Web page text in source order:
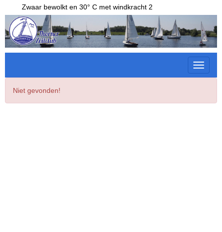
Zwaar bewolkt en 30° C met windkracht 2
Toggle
Niet gevonden!